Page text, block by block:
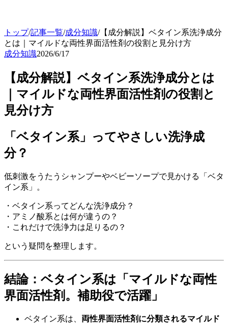
トップ/記事一覧/成分知識/【成分解説】ベタイン系洗浄成分
とは｜マイルドな両性界面活性剤の役割と見分け方
成分知識2026/6/17
【成分解説】ベタイン系洗浄成分とは
｜マイルドな両性界面活性剤の役割と
見分け方
「ベタイン系」ってやさしい洗浄成
分？
低刺激をうたうシャンプーやベビーソープで見かける「ベタ
イン系」。
・ベタイン系ってどんな洗浄成分？
・アミノ酸系とは何が違うの？
・これだけで洗浄力は足りるの？
という疑問を整理します。
結論：ベタイン系は「マイルドな両性
界面活性剤。補助役で活躍」
ベタイン系は、 両性界面活性剤に分類されるマイルド